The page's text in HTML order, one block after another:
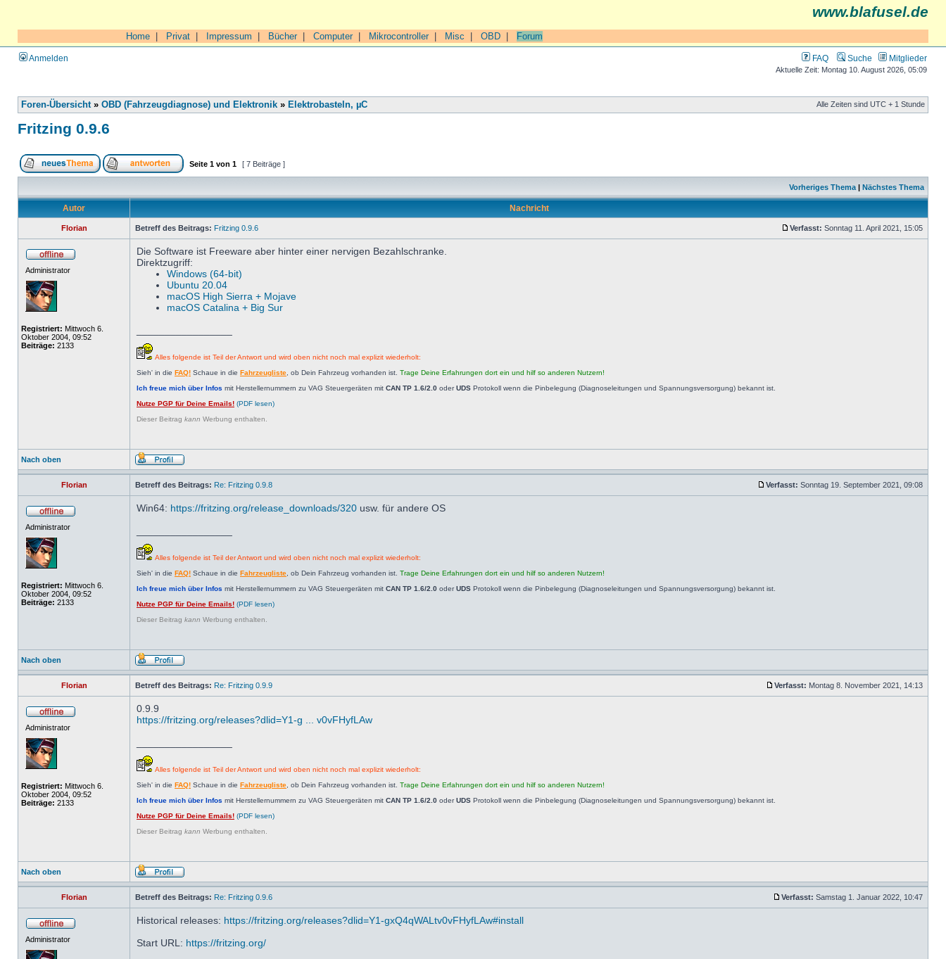
www.blafusel.de
Home Privat Impressum Bücher| Computer| Mikrocontroller| Misc OBD Forum
Anmelden FAQ Suche Mitglieder
Aktuelle Zeit: Montag 10. August 2026, 05:09
Foren-Übersicht» OBD (Fahrzeugdiagnose) und Elektronik » Elektrobasteln, µC Alle Zeiten sind UTC + 1 Stunde
Fritzing 0.9.6
Seite 1 von 1 [ 7 Beiträge ]
Vorheriges Thema | Nächstes Thema
Autor Nachricht
Florian Betreff des Beitrags: Fritzing 0.9.6 Verfasst: Sonntag 11. April 2021, 15:05
Administrator
Registriert: Mittwoch 6.
Oktober 2004, 09:52
Beiträge: 2133
Die Software ist Freeware aber hinter einer nervigen Bezahlschranke.
Direktzugriff:
Windows (64-bit)
Ubuntu 20.04
macOS High Sierra + Mojave
macOS Catalina + Big Sur
Alles folgende ist Teil der Antwort und wird oben nicht noch mal explizit wiederholt:
Sieh' in die FAQ! Schaue in die Fahrzeugliste , ob Dein Fahrzeug vorhanden ist. Trage Deine Erfahrungen dort ein und hilf so anderen Nutzern!
Ich freue mich über Infos mit Herstellernummern zu VAG Steuergeräten mit CAN TP 1.6/2.0 oderUDS Protokoll wenn die Pinbelegung (Diagnoseleitungen und Spannungsversorgung) bekannt ist.
Nutze PGP für Deine Emails! (PDF lesen)
Dieser Beitrag kann Werbung enthalten.
Nach oben
Florian Betreff des Beitrags: Re: Fritzing 0.9.8 Verfasst: Sonntag 19. September 2021, 09:08
Administrator
Registriert: Mittwoch 6.
Oktober 2004, 09:52
Beiträge: 2133
Win64: https://fritzing.org/release_downloads/320 usw. für andere OS
Alles folgende ist Teil der Antwort und wird oben nicht noch mal explizit wiederholt:
Sieh' in die FAQ! Schaue in die Fahrzeugliste , ob Dein Fahrzeug vorhanden ist. Trage Deine Erfahrungen dort ein und hilf so anderen Nutzern!
Ich freue mich über Infos mit Herstellernummern zu VAG Steuergeräten mit CAN TP 1.6/2.0 oderUDS Protokoll wenn die Pinbelegung (Diagnoseleitungen und Spannungsversorgung) bekannt ist.
Nutze PGP für Deine Emails! (PDF lesen)
Dieser Beitrag kann Werbung enthalten.
Nach oben
Florian Betreff des Beitrags: Re: Fritzing 0.9.9 Verfasst: Montag 8. November 2021, 14:13
Administrator
Registriert: Mittwoch 6.
Oktober 2004, 09:52
Beiträge: 2133
0.9.9
https://fritzing.org/releases?dlid=Y1-g ... v0vFHyfLAw
Alles folgende ist Teil der Antwort und wird oben nicht noch mal explizit wiederholt:
Sieh' in die FAQ! Schaue in die Fahrzeugliste , ob Dein Fahrzeug vorhanden ist. Trage Deine Erfahrungen dort ein und hilf so anderen Nutzern!
Ich freue mich über Infos mit Herstellernummern zu VAG Steuergeräten mit CAN TP 1.6/2.0 oderUDS Protokoll wenn die Pinbelegung (Diagnoseleitungen und Spannungsversorgung) bekannt ist.
Nutze PGP für Deine Emails! (PDF lesen)
Dieser Beitrag kann Werbung enthalten.
Nach oben
Florian Betreff des Beitrags: Re: Fritzing 0.9.6 Verfasst: Samstag 1. Januar 2022, 10:47
Administrator
Historical releases: https://fritzing.org/releases?dlid=Y1-gxQ4qWALtv0vFHyfLAw#install
Start URL: https://fritzing.org/